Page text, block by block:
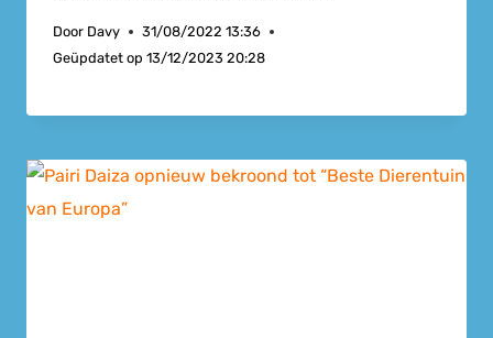
Door Davy
31/08/2022 13:36
Geüpdatet op 13/12/2023 20:28